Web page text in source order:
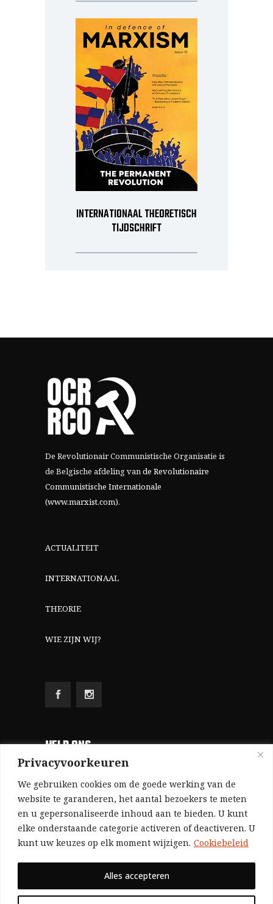
Privacyvoorkeuren
We gebruiken cookies om de goede werking van de
website te garanderen, het aantal bezoekers te meten
en u gepersonaliseerde inhoud aan te bieden. U kunt
elke onderstaande categorie activeren of deactiveren. U
kunt uw keuzes op elk moment wijzigen. Cookiebeleid
Alles accepteren
INTERNATIONAAL THEORETISCH
TIJDSCHRIFT
De Revolutionair Communistische Organisatie is
de Belgische afdeling vande Revolutionaire
Communistische Internationale
(www.marxist.com).
ACTUALITEIT
INTERNATIONAAL
THEORIE
WIE ZIJN WIJ?
HELP ONS
Aangezien we volledig zelf gefinancierd zijn
(zonder subsidies, zonder commerciële
advertenties en zonder rijke sponsors), zijn we
voor de publicatie van ons tijdschrift uitsluitend
afhankelijk van de financiële steun van onze
Bij voorbaat dank voor uw solidariteit.